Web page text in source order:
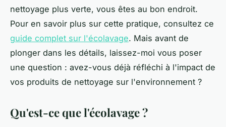
nettoyage plus verte, vous êtes au bon endroit.
Pour en savoir plus sur cette pratique, consultez ce
guide complet sur l'écolavage. Mais avant de
plonger dans les détails, laissez-moi vous poser
une question : avez-vous déjà réfléchi à l'impact de
vos produits de nettoyage sur l'environnement ?
Qu'est-ce que l'écolavage ?